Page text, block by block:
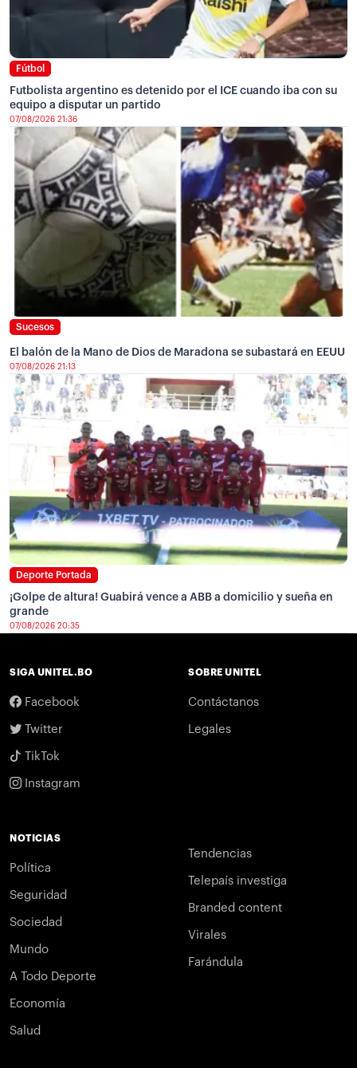
Fútbol
Futbolista argentino es detenido por el ICE cuando iba con su
equipo a disputar un partido
07/08/2026 21:36
Sucesos
El balón de la Mano de Dios de Maradona se subastará en EEUU
07/08/2026 21:13
Deporte Portada
¡Golpe de altura! Guabirá vence a ABB a domicilio y sueña en
grande
07/08/2026 20:35
SIGA UNITEL.BO
Facebook
Twitter
TikTok
Instagram
SOBRE UNITEL
Contáctanos
Legales
NOTICIAS
Política
Seguridad
Sociedad
Mundo
A Todo Deporte
Economía
Salud
Tendencias
Telepaís investiga
Branded content
Virales
Farándula